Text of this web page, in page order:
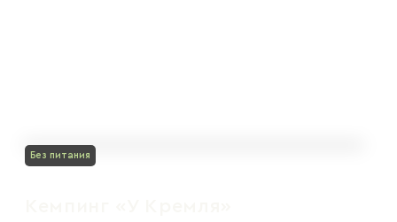
Без питания